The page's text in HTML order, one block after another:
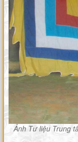
Ảnh Tư liệu Trung